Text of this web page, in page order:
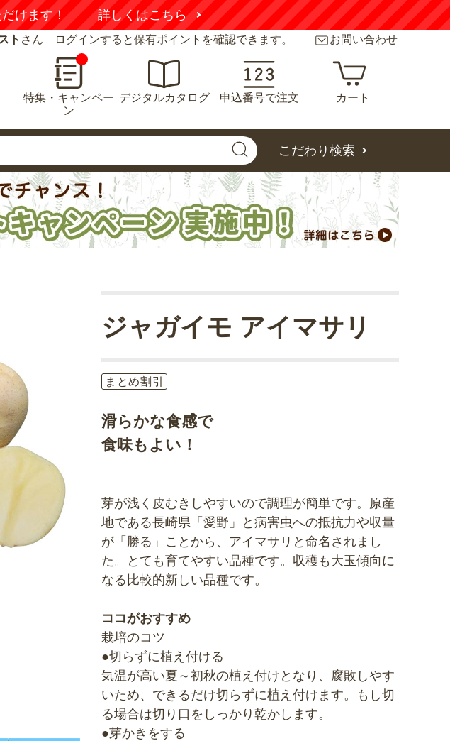
けます！ 詳しくはこちら
ト さん ログインすると保有ポイントを確認できます。 お問い合わせ
特集・キャンペー
ン
デジタルカタログ 申込番号で注文 カート
こだわり検索
まとめ割引
滑らかな食感で
食味もよい！
ジャガイモ アイマサリ
芽が浅く皮むきしやすいので調理が簡単です。原産
地である長崎県「愛野」と病害虫への抵抗力や収量
が「勝る」ことから、アイマサリと命名されまし
た。とても育てやすい品種です。収穫も大玉傾向に
なる比較的新しい品種です。
ココがおすすめ
栽培のコツ
●切らずに植え付ける
気温が高い夏～初秋の植え付けとなり、腐敗しやす
いため、できるだけ切らずに植え付けます。もし切
る場合は切り口をしっかり乾かします。
●芽かきをする